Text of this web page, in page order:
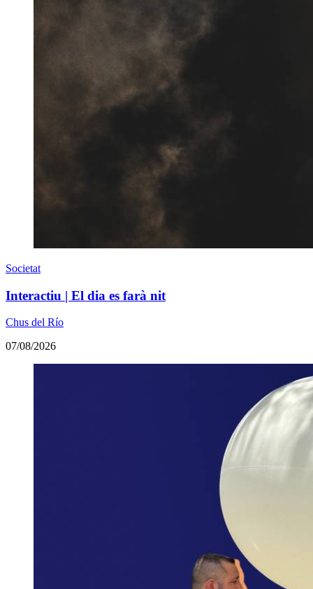
Societat
Interactiu | El dia es farà nit
Chus del Río
07/08/2026